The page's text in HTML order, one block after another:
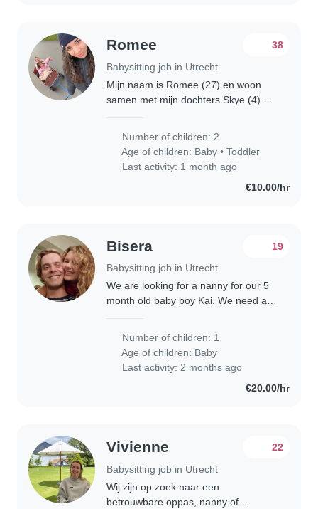
Romee
Babysitting job in Utrecht
38
Mijn naam is Romee (27) en woon
samen met mijn dochters Skye (4) en
heerlijk om alle aandacht op te eisen.
Number of children: 2
Age of children: Baby •Toddler
Last activity: 1 month ago
€10.00/hr
Bisera
Babysitting job in Utrecht
19
We are looking for a nanny for our 5
month old baby boy Kai. We need a
Wednesday)...
Number of children: 1
Age of children: Baby
Last activity: 2 months ago
€20.00/hr
Vivienne
Babysitting job in Utrecht
22
Wij zijn op zoek naar een
betrouwbare oppas, nanny of